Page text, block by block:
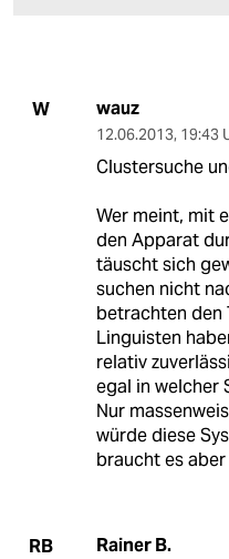
W wauz
12.06.2013, 19:43
Clustersuche
Wer meint, mit
den Apparat
täuscht sich
suchen nicht
betrachten den
Linguisten
relativ
egal in welcher
Nur
würde diese
braucht es
RB Rainer B.